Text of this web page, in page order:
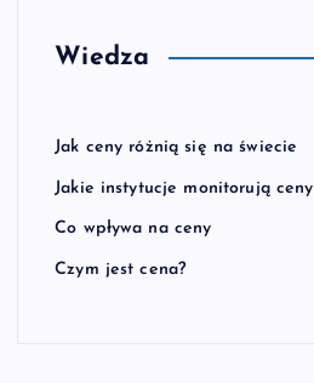
Wiedza
Jak ceny różnią się na świecie
Jakie instytucje monitorują ceny
Co wpływa na ceny
Czym jest cena?